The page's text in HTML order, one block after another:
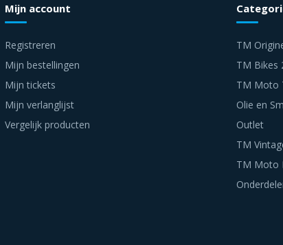
Mijn account
Registreren
Mijn bestellingen
Mijn tickets
Mijn verlanglijst
Vergelijk producten
TM
TM Bikes
TM Moto
Olie en
Outlet
TM
TM Moto